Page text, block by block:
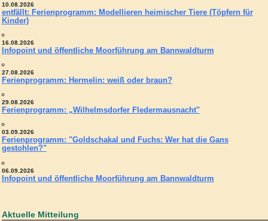
10.08.2026
entfällt: Ferienprogramm: Modellieren heimischer Tiere (Töpfern für
Kinder)
16.08.2026
Infopoint und öffentliche Moorführung am Bannwaldturm
27.08.2026
Ferienprogramm: Hermelin: weiß oder braun?
29.08.2026
Ferienprogramm: „Wilhelmsdorfer Fledermausnacht"
03.09.2026
Ferienprogramm: "Goldschakal und Fuchs: Wer hat die Gans
gestohlen?"
06.09.2026
Infopoint und öffentliche Moorführung am Bannwaldturm
Aktuelle Mitteilung